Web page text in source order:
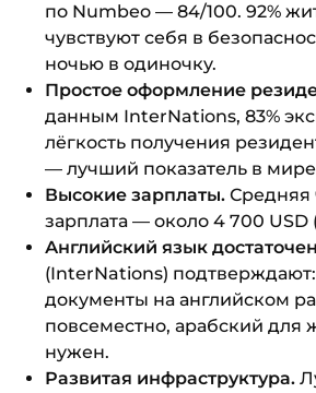
по Numbeo — 84/100. 92%
чувствуют себя в
ночью в одиночку.
Простое оформление
данным InterNations, 83%
лёгкость получения
— лучший показатель в
Высокие зарплаты. Средняя
зарплата — около 4 700 USD
Английский язык
(InterNations)
документы на английском
повсеместно, арабский для
нужен.
Развитая инфраструктура.